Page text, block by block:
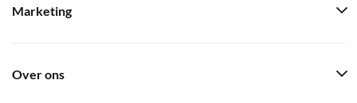
Marketing
Over ons